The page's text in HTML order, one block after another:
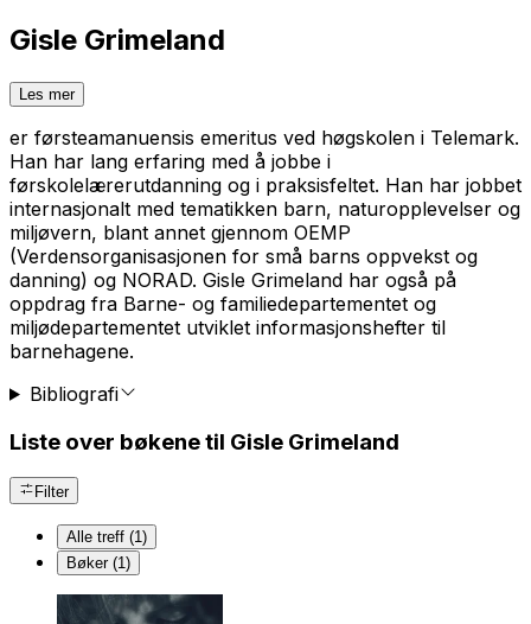
Gisle Grimeland
Les mer
er førsteamanuensis emeritus ved høgskolen i Telemark.
Han har lang erfaring med å jobbe i
førskolelærerutdanning og i praksisfeltet. Han har jobbet
internasjonalt med tematikken barn, naturopplevelser og
miljøvern, blant annet gjennom OEMP
(Verdensorganisasjonen for små barns oppvekst og
danning) og NORAD. Gisle Grimeland har også på
oppdrag fra Barne- og familiedepartementet og
miljødepartementet utviklet informasjonshefter til
barnehagene.
Bibliografi
Liste over bøkene til Gisle Grimeland
Filter
Alle treff (1)
Bøker (1)